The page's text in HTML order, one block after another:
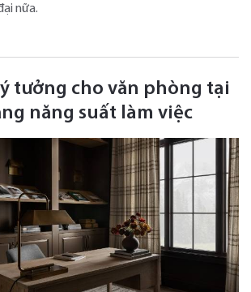
nữa.
tưởng cho văn phòng tại
năng suất làm việc